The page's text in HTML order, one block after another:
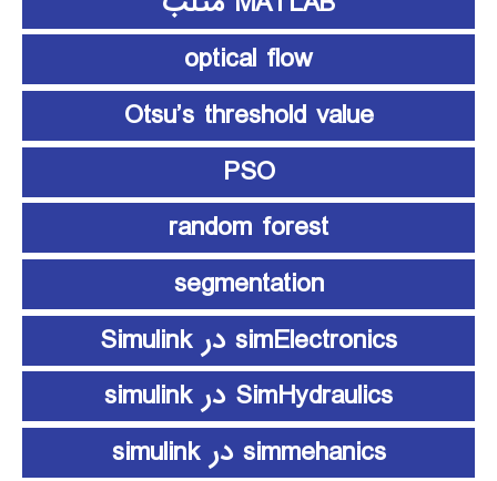
optical flow
Otsu’s threshold value
PSO
random forest
segmentation
simElectronics در Simulink
SimHydraulics در simulink
simmehanics در simulink